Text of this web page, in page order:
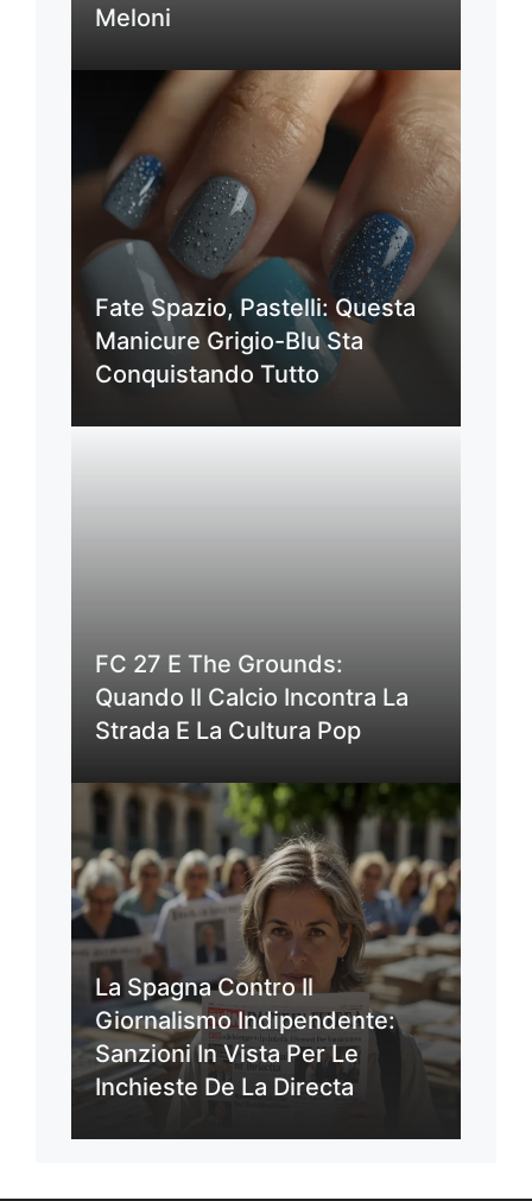
Meloni
Fate Spazio, Pastelli: Questa
Manicure Grigio-Blu Sta
Conquistando Tutto
FC 27 E The Grounds:
Quando Il Calcio Incontra La
Strada E La Cultura Pop
La Spagna Contro Il
Giornalismo Indipendente:
Sanzioni In Vista Per Le
Inchieste De La Directa